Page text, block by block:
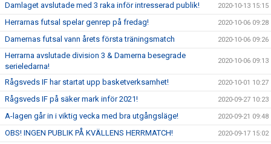
Damlaget avslutade med 3 raka inför intresserad publik! 2020-10-13 15:15
Herrarnas futsal spelar genrep på fredag! 2020-10-06 09:28
Damernas futsal vann årets första träningsmatch 2020-10-06 09:26
Herrarna avslutade division 3 & Damerna besegrade
serieledarna!
2020-10-06 09:13
Rågsveds IF har startat upp basketverksamhet! 2020-10-01 10:27
Rågsveds IF på säker mark inför 2021! 2020-09-27 10:23
A-lagen går in i viktig vecka med bra utgångsläge! 2020-09-21 09:48
OBS! INGEN PUBLIK PÅ KVÄLLENS HERRMATCH! 2020-09-17 15:02